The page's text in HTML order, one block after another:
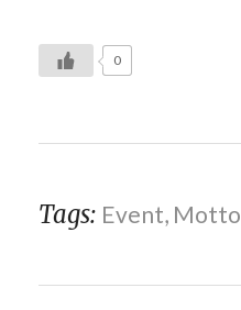
0
Tags: Event, Motto